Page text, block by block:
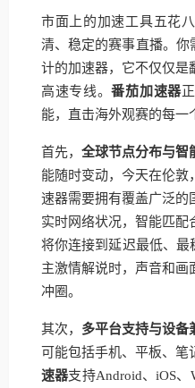
市面上的加速工具五花
清、稳定的赛事直播。你
计的加速器，它不仅仅是
高速专线。番茄加速器
能，直击海外观赛的每一
首先，全球节点分布与智
能随时变动，今天在伦敦
速器需要拥有覆盖广泛的
实时网络状况，智能匹配
将你连接到延迟最低、最
主激情解说时，声音和
冲圈。
其次， 多平台支持与设备
可能包括手机、平板、笔
速器支持Android、iOS、